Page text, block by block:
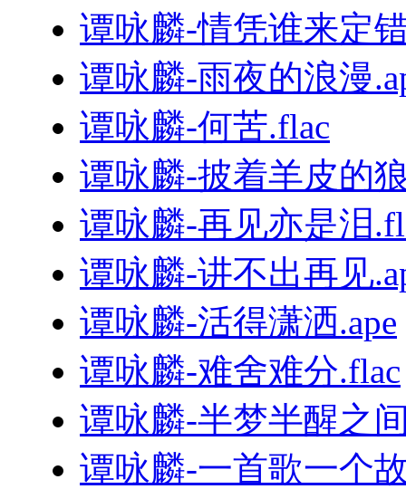
谭咏麟-情凭谁来定
谭咏麟-雨夜的浪漫
谭咏麟-何苦.flac
谭咏麟-披着羊皮的
谭咏麟-再见亦是泪
谭咏麟-讲不出再见
谭咏麟-活得潇洒.ape
谭咏麟-难舍难分.flac
谭咏麟-半梦半醒之
谭咏麟-一首歌一个